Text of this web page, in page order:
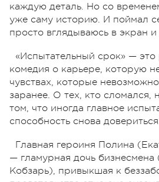
каждую деталь. Но со
уже саму историю. И поймал
просто вглядываюсь в экран
«Испытательный срок» — это
комедия о карьере, которую
чувствах, которые
заранее. О тех, кто сломался,
том, что иногда главное
способность снова
Главная героиня Полина
— гламурная дочь бизнесмена
Кобзарь), привыкшая к